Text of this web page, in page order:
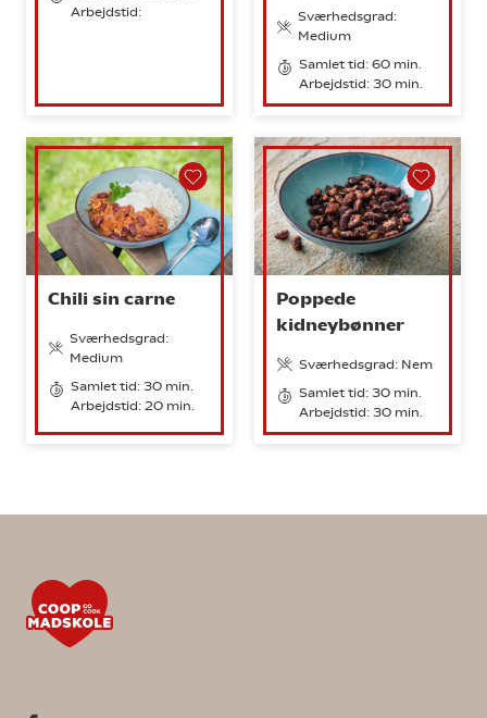
Arbejdstid:
Sværhedsgrad:
Medium
Samlet tid: 60 min.
Arbejdstid: 30 min.
Chili sin carne
Sværhedsgrad:
Medium
Samlet tid: 30 min.
Arbejdstid: 20 min.
Poppede
kidneybønner
Sværhedsgrad: Nem
Samlet tid: 30 min.
Arbejdstid: 30 min.